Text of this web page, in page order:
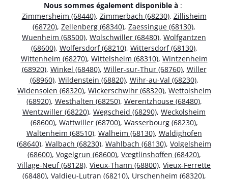
Nous sommes également disponible à :
Zimmersheim (68440), Zimmerbach (68230), Zillisheim
(68720), Zellenberg (68340), Zaessingue (68130),
Wuenheim (68500), Wolschwiller (68480), Wolfgantzen
(68600), Wolfersdorf (68210), Wittersdorf (68130),
Wittenheim (68270), Wittelsheim (68310), Wintzenheim
(68920), Winkel (68480), Willer-sur-Thur (68760), Willer
(68960), Wildenstein (68820), Wihr-au-Val (68230),
Widensolen (68320), Wickerschwihr (68320), Wettolsheim
(68920), Westhalten (68250), Werentzhouse (68480),
Wentzwiller (68220), Wegscheid (68290), Weckolsheim
(68600), Wattwiller (68700), Wasserbourg (68230),
Waltenheim (68510), Walheim (68130), Waldighofen
(68640), Walbach (68230), Wahlbach (68130), Volgelsheim
(68600), Vogelgrun (68600), Vœgtlinshoffen (68420),
Village-Neuf (68128), Vieux-Thann (68800), Vieux-Ferrette
(68480), Valdieu-Lutran (68210), Urschenheim (68320),